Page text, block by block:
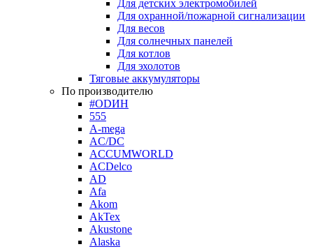
Для детских электромобилей
Для охранной/пожарной сигнализации
Для весов
Для солнечных панелей
Для котлов
Для эхолотов
Тяговые аккумуляторы
По производителю
#ODИН
555
A-mega
AC/DC
ACCUMWORLD
ACDelco
AD
Afa
Akom
AkTex
Akustone
Alaska